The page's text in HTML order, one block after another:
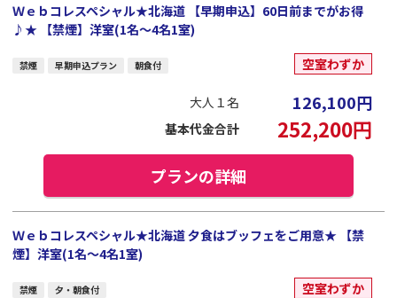
Ｗｅｂコレスペシャル★北海道 【早期申込】60日前までがお得
♪★ 【禁煙】洋室(1名～4名1室)
禁煙 早期申込プラン 朝食付 空室わずか
大人１名 126,100円
基本代金合計 252,200円
プランの詳細
Ｗｅｂコレスペシャル★北海道 夕食はブッフェをご用意★ 【禁
煙】洋室(1名～4名1室)
禁煙 夕・朝食付 空室わずか